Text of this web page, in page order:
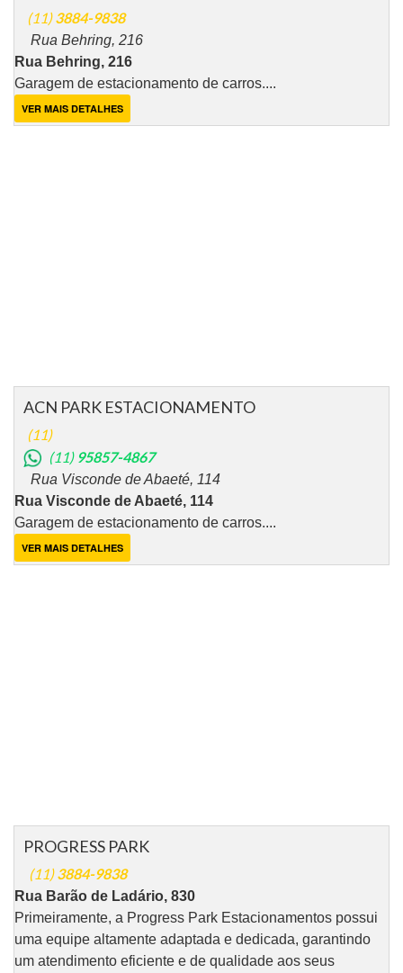
(11)3884-9838
Rua Behring, 216
Rua Behring, 216
Garagem de estacionamento de carros....
VER MAIS DETALHES
ACN PARK ESTACIONAMENTO
(11)
(11) 95857-4867
Rua Visconde de Abaeté, 114
Rua Visconde de Abaeté, 114
Garagem de estacionamento de carros....
VER MAIS DETALHES
PROGRESS PARK
(11)3884-9838
Rua Barão de Ladário, 830
Primeiramente, a Progress Park Estacionamentos possui
uma equipe altamente adaptada e dedicada, garantindo
um atendimento eficiente e de qualidade aos seus